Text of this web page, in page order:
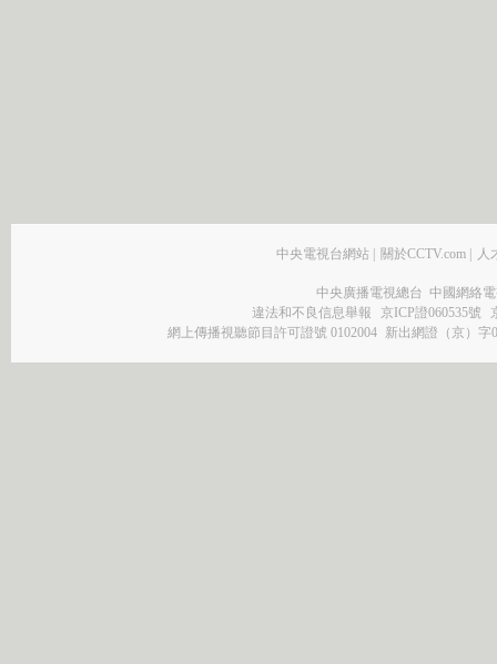
中央電視台網站 關於CCTV.com 人
中央廣播電視總台 中國網絡
違法和不良信息舉報
京ICP證060535號
網上傳播視聽節目許可證號 0102004 新出網證（京）